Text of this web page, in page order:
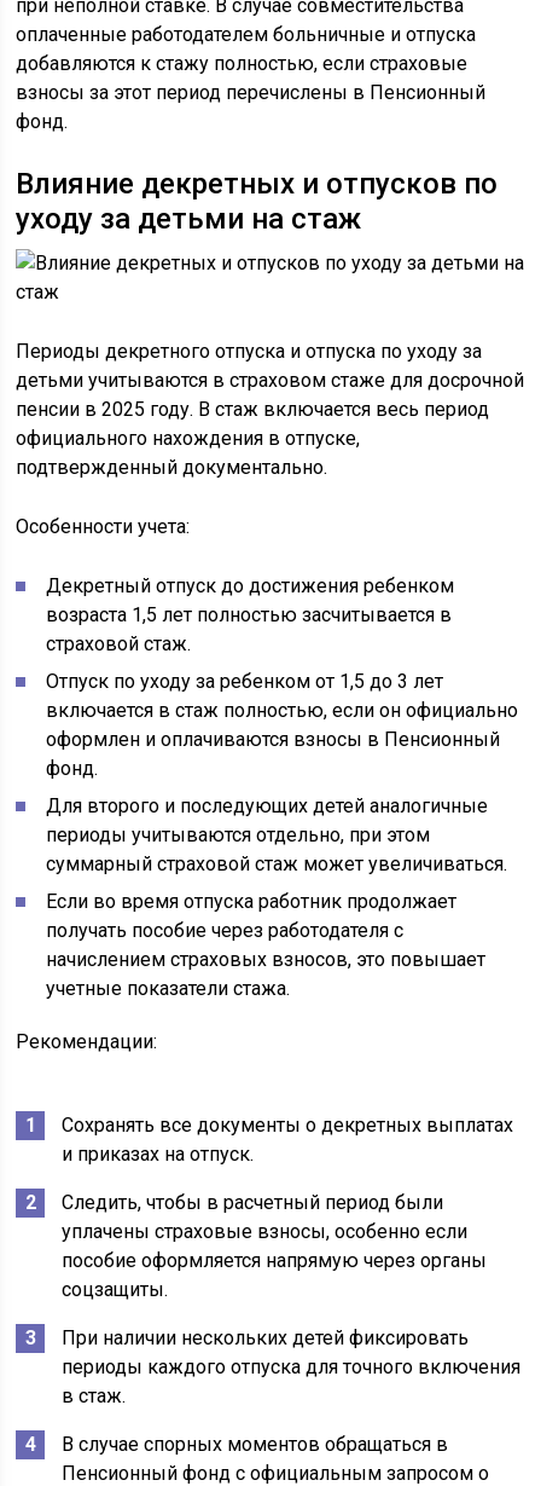
при неполной ставке. В случае совместительства
оплаченные работодателем больничные и отпуска
добавляются к стажу полностью, если страховые
взносы за этот период перечислены в Пенсионный
фонд.
Влияние декретных и отпусков по
уходу за детьми на стаж
Периоды декретного отпуска и отпуска по уходу за
детьми учитываются в страховом стаже для досрочной
пенсии в 2025 году. В стаж включается весь период
официального нахождения в отпуске,
подтвержденный документально.
Особенности учета:
Декретный отпуск до достижения ребенком
возраста 1,5 лет полностью засчитывается в
страховой стаж.
Отпуск по уходу за ребенком от 1,5 до 3 лет
включается в стаж полностью, если он официально
оформлен и оплачиваются взносы в Пенсионный
фонд.
Для второго и последующих детей аналогичные
периоды учитываются отдельно, при этом
суммарный страховой стаж может увеличиваться.
Если во время отпуска работник продолжает
получать пособие через работодателя с
начислением страховых взносов, это повышает
учетные показатели стажа.
Рекомендации:
Сохранять все документы о декретных выплатах
и приказах на отпуск.
Следить, чтобы в расчетный период были
уплачены страховые взносы, особенно если
пособие оформляется напрямую через органы
соцзащиты.
При наличии нескольких детей фиксировать
периоды каждого отпуска для точного включения
в стаж.
В случае спорных моментов обращаться в
Пенсионный фонд с официальным запросом о